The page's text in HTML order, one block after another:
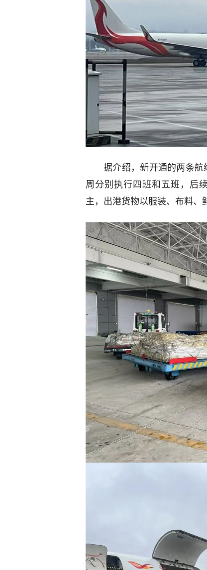
据介绍，新开通的两条航
周分别执行四班和五班，后
主，出港货物以服装、布料、